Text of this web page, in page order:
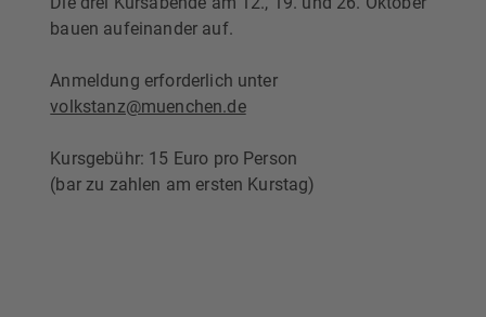
bauen aufeinander auf.
Anmeldung erforderlich unter
volkstanz@muenchen.de
Kursgebühr: 15 Euro pro Person
(bar zu zahlen am ersten Kurstag)